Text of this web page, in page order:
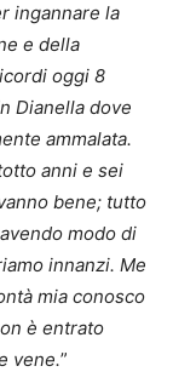
ingannare la
e della
oggi 8
Dianella dove
ammalata.
anni e sei
bene; tutto
modo di
innanzi. Me
mia conosco
è entrato
vene.”